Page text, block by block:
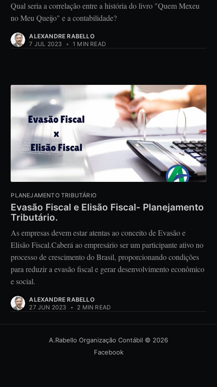
Qual seria a correlação entre a história do livro "Quem Mexeu
no Meu Queijo" e a contabilidade?
ALEXANDRE RABELLO
7 JUL 2023
• 1 MIN READ
PLANEJAMENTO TRIBUTÁRIO
Evasão Fiscal e Elisão Fiscal- Planejamento
Tributário.
As empresas devem estar atentas ao conceito de Evasão e
Elisão Fiscal.Caberá ao empresário ser um participante ativo no
processo de crescimento do Brasil, proporcionando condições
para reduzir a evasão fiscal e gerar desenvolvimento econômico
e social.
ALEXANDRE RABELLO
27 JUN 2023
• 2 MIN READ
A.Rabello Organização Contábil © 2026
Facebook